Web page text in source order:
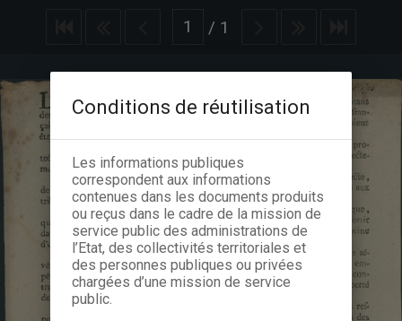
/ 1
Conditions de réutilisation
Les informations publiques
correspondent aux informations
contenues dans les documents produits
ou reçus dans le cadre de la mission de
service public des administrations de
l’Etat, des collectivités territoriales et
des personnes publiques ou privées
chargées d’une mission de service
public.